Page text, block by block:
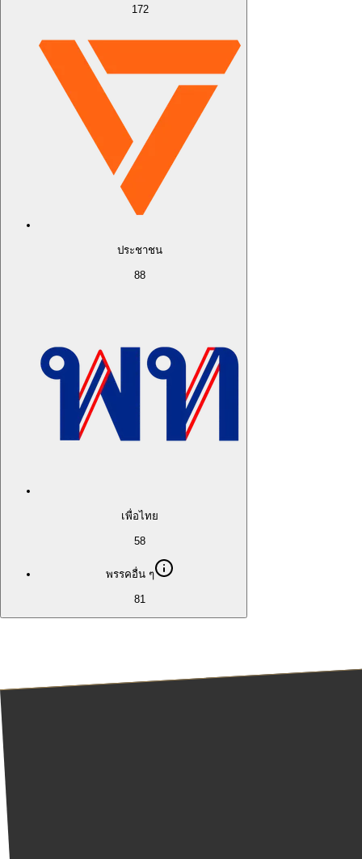
172
ประชาชน
88
เพื่อไทย
58
พรรคอื่น ๆ
81